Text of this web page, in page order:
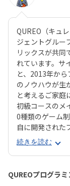
QUREO（キュ
ジェントグルー
リックスが共同
れています。サ
と、2013年か
のノウハウが生
と考えるご家庭
初級コースのメ
0種類のゲーム
自に開発された
オ）」です。ス
るのに、本格的
「やらされてい
ていくようなペ
のデザイン性も
続きを読む
QUREOプログラ